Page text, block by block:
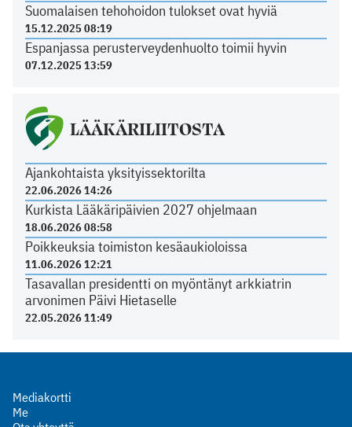
Suomalaisen tehohoidon tulokset ovat hyviä
15.12.2025 08:19
Espanjassa perusterveydenhuolto toimii hyvin
07.12.2025 13:59
LÄÄKÄRILIITOSTA
Ajankohtaista yksityissektorilta
22.06.2026 14:26
Kurkista Lääkäripäivien 2027 ohjelmaan
18.06.2026 08:58
Poikkeuksia toimiston kesäaukioloissa
11.06.2026 12:21
Tasavallan presidentti on myöntänyt arkkiatrin
arvonimen Päivi Hietaselle
22.05.2026 11:49
Mediakortti
Me